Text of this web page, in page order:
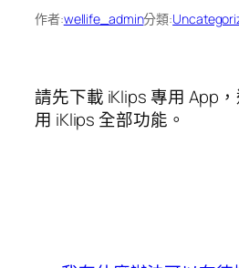
作者:wellife_admin分類:
請先下載 iKlips 專用 App
用 iKlips 全部功能。